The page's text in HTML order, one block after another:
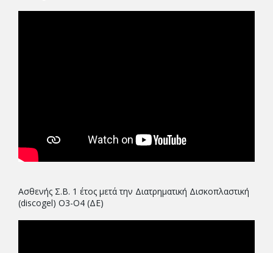
Ασθενής Σ.Β. 1 έτος μετά την Διατρηματική Δισκοπλαστική
(discogel) Ο3-Ο4 (ΔΕ)